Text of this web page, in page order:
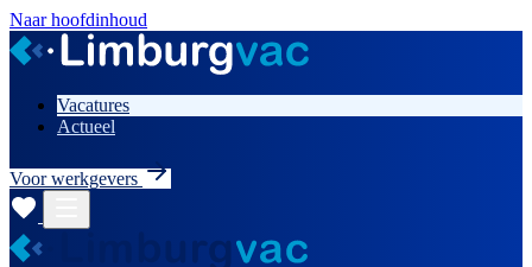
Naar hoofdinhoud
Vacatures
Actueel
Voor werkgevers